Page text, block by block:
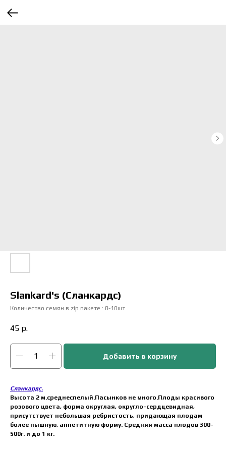
Slankard's (Сланкардс)
Количество семян в zip пакете : 8-10шт.
45 р.
Добавить в корзину
Сланкардс.
Высота 2 м.среднеспелый.Пасынков не много.Плоды красивого
розового цвета, форма округлая, округло-сердцевидная,
присутствует небольшая ребристость, придающая плодам
более пышную, аппетитную форму. Средняя масса плодов 300-
500г. и до 1 кг.